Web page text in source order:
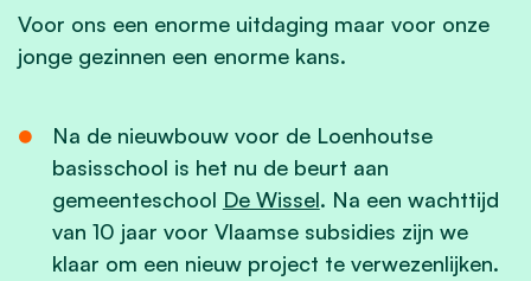
Voor ons een enorme uitdaging maar voor onze
jonge gezinnen een enorme kans.
Na de nieuwbouw voor de Loenhoutse
basisschool is het nu de beurt aan
gemeenteschool De Wissel. Na een wachttijd
van 10 jaar voor Vlaamse subsidies zijn we
klaar om een nieuw project te verwezenlijken.